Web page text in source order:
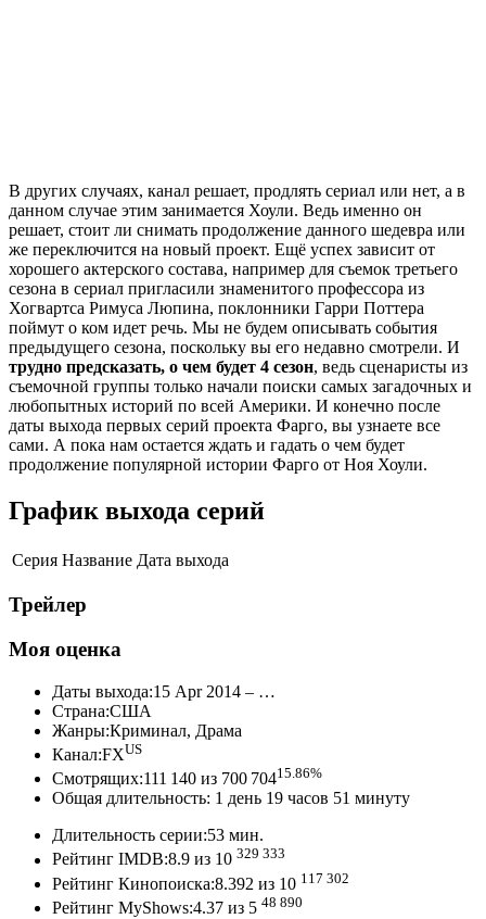
В других случаях, канал решает, продлять сериал или нет, а в
данном случае этим занимается Хоули. Ведь именно он
решает, стоит ли снимать продолжение данного шедевра или
же переключится на новый проект. Ещё успех зависит от
хорошего актерского состава, например для съемок третьего
сезона в сериал пригласили знаменитого профессора из
Хогвартса Римуса Люпина, поклонники Гарри Поттера
поймут о ком идет речь. Мы не будем описывать события
предыдущего сезона, поскольку вы его недавно смотрели. И
трудно предсказать, о чем будет 4 сезон, ведь сценаристы из
съемочной группы только начали поиски самых загадочных и
любопытных историй по всей Америки. И конечно после
даты выхода первых серий проекта Фарго, вы узнаете все
сами. А пока нам остается ждать и гадать о чем будет
продолжение популярной истории Фарго от Ноя Хоули.
График выхода серий
Серия Название Дата выхода
Трейлер
Моя оценка
Даты выхода:15 Apr 2014 – …
Страна:США
Жанры:Криминал, Драма
Канал:FXUS
Смотрящих:111 140 из 700 70415.86%
Общая длительность: 1 день 19 часов 51 минуту
Длительность серии:53 мин.
Рейтинг IMDB:8.9 из 10 329 333
Рейтинг Кинопоиска:8.392 из 10 117 302
Рейтинг MyShows:4.37 из 5 48 890